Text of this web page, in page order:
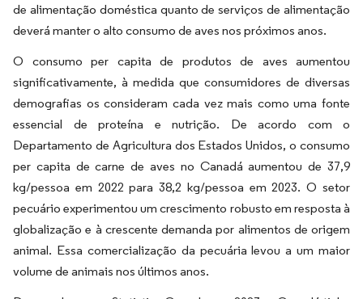
de alimentação doméstica quanto de serviços de alimentação
deverá manter o alto consumo de aves nos próximos anos.
O consumo per capita de produtos de aves aumentou
significativamente, à medida que consumidores de diversas
demografias os consideram cada vez mais como uma fonte
essencial de proteína e nutrição. De acordo com o
Departamento de Agricultura dos Estados Unidos, o consumo
per capita de carne de aves no Canadá aumentou de 37,9
kg/pessoa em 2022 para 38,2 kg/pessoa em 2023. O setor
pecuário experimentou um crescimento robusto em resposta à
globalização e à crescente demanda por alimentos de origem
animal. Essa comercialização da pecuária levou a um maior
volume de animais nos últimos anos.